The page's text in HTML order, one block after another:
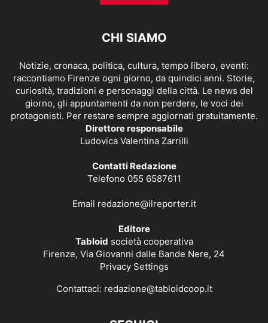
CHI SIAMO
Notizie, cronaca, politica, cultura, tempo libero, eventi:
raccontiamo Firenze ogni giorno, da quindici anni. Storie,
curiosità, tradizioni e personaggi della città. Le news del
giorno, gli appuntamenti da non perdere, le voci dei
protagonisti. Per restare sempre aggiornati gratuitamente.
Direttore responsabile
Ludovica Valentina Zarrilli
Contatti Redazione
Telefono 055 6587611
Email redazione@ilreporter.it
Editore
Tabloid società cooperativa
Firenze, Via Giovanni dalle Bande Nere, 24
Privacy Settings
Contattaci: redazione@tabloidcoop.it